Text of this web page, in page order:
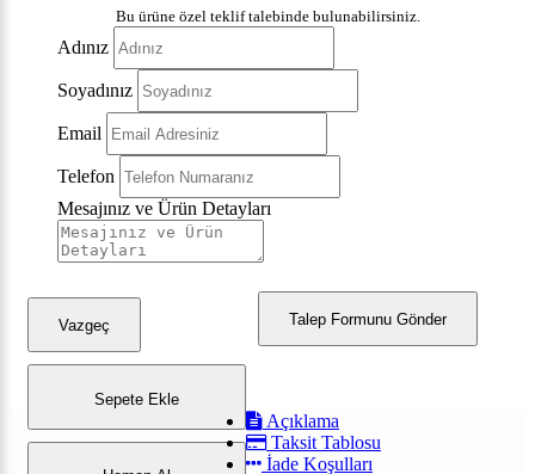
Bu ürüne özel teklif talebinde bulunabilirsiniz.
Adınız
Soyadınız
Email
Telefon
Mesajınız ve Ürün Detayları
Talep Formunu Gönder
Vazgeç
Sepete Ekle
Açıklama
Taksit Tablosu
İade Koşulları